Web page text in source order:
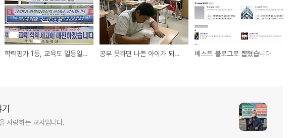
학력평가 1등, 교육도 일등일까? 공부 못하면 나쁜 아이가 되는 학교 베스트 블로그로 뽑혔습니다
사랑하는 교사입니다.